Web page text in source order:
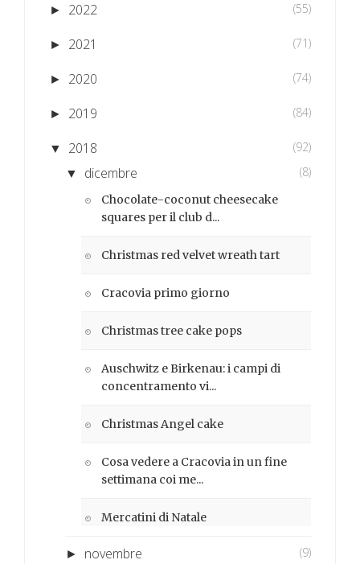
► 2022 (55)
► 2021 (71)
► 2020 (74)
► 2019 (84)
▼ 2018 (92)
▼ dicembre (8)
Chocolate-coconut cheesecake
squares per il club d...
Christmas red velvet wreath tart
Cracovia primo giorno
Christmas tree cake pops
Auschwitz e Birkenau: i campi di
concentramento vi...
Christmas Angel cake
Cosa vedere a Cracovia in un fine
settimana coi me...
Mercatini di Natale
► novembre (9)